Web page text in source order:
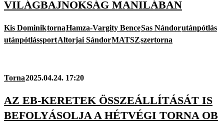
VILÁGBAJNOKSÁG MANILÁBAN
Kis DominiktornaHamza-Vargity BenceSas Nándorutánpótlás
utánpótlássportAltorjai SándorMATSZszertorna
Torna2025.04.24. 17:20
AZ EB-KERETEK ÖSSZEÁLLÍTÁSÁT IS
BEFOLYÁSOLJA A HÉTVÉGI TORNA OB